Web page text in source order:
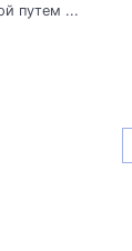
путем ...